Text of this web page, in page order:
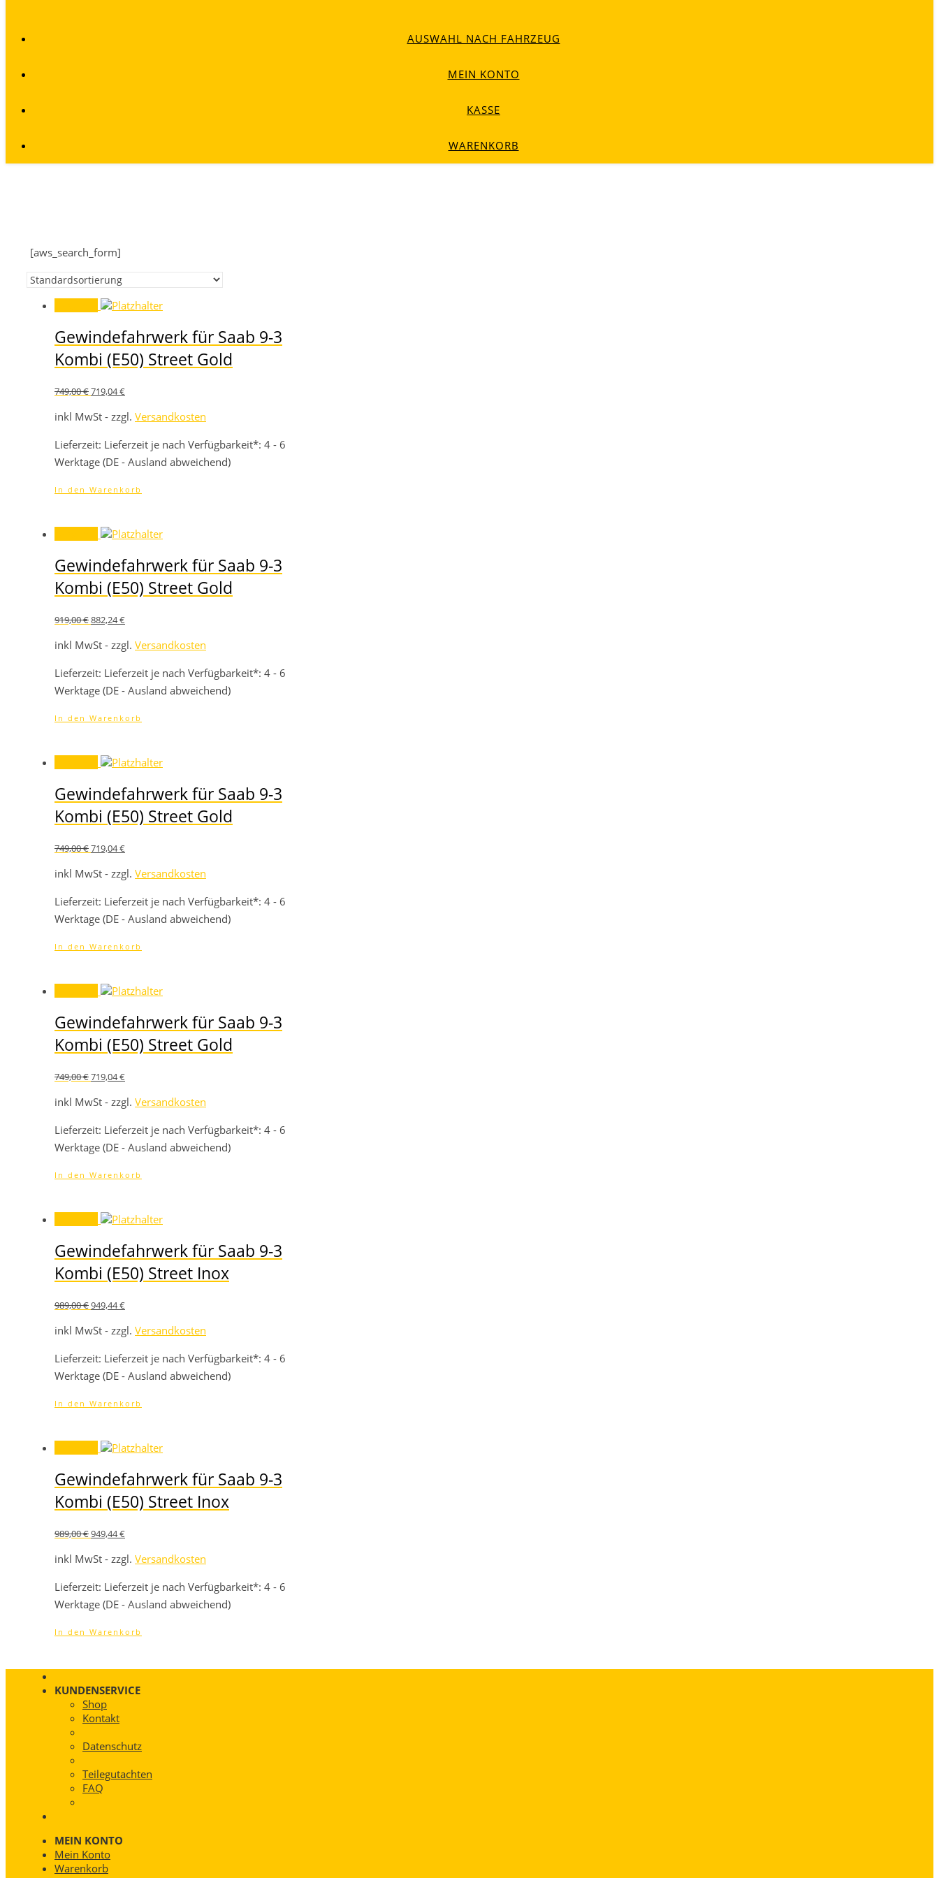
AUSWAHL NACH FAHRZEUG
MEIN KONTO
KASSE
WARENKORB
[aws_search_form]
Gewindefahrwerk für Saab 9-3
Kombi (E50) Street Gold
749,00€Ursprünglicher
war:
749,00 €
719,04€Aktueller
ist:
719,04 €.
inkl MwSt - zzgl. Versandkosten
Lieferzeit: Lieferzeit je nach Verfügbarkeit*: 4 - 6
Werktage (DE - Ausland abweichend)
In den Warenkorb
Gewindefahrwerk für Saab 9-3
Kombi (E50) Street Gold
919,00€ Ursprünglicher
war:
919,00 €
882,24€Aktueller
ist:
882,24 €.
inkl MwSt - zzgl. Versandkosten
Lieferzeit: Lieferzeit je nach Verfügbarkeit*: 4 - 6
Werktage (DE - Ausland abweichend)
In den Warenkorb
Gewindefahrwerk für Saab 9-3
Kombi (E50) Street Gold
749,00€Ursprünglicher
war:
749,00 €
719,04€Aktueller
ist:
719,04 €.
inkl MwSt - zzgl. Versandkosten
Lieferzeit: Lieferzeit je nach Verfügbarkeit*: 4 - 6
Werktage (DE - Ausland abweichend)
In den Warenkorb
Gewindefahrwerk für Saab 9-3
Kombi (E50) Street Gold
749,00€Ursprünglicher
war:
749,00 €
719,04€Aktueller
ist:
719,04 €.
inkl MwSt - zzgl. Versandkosten
Lieferzeit: Lieferzeit je nach Verfügbarkeit*: 4 - 6
Werktage (DE - Ausland abweichend)
In den Warenkorb
Gewindefahrwerk für Saab 9-3
Kombi (E50) Street Inox
989,00€Ursprünglicher
war:
989,00 €
949,44€Aktueller
ist:
949,44 €.
inkl MwSt - zzgl. Versandkosten
Lieferzeit: Lieferzeit je nach Verfügbarkeit*: 4 - 6
Werktage (DE - Ausland abweichend)
In den Warenkorb
Gewindefahrwerk für Saab 9-3
Kombi (E50) Street Inox
989,00€Ursprünglicher
war:
989,00 €
949,44€Aktueller
ist:
949,44 €.
inkl MwSt - zzgl. Versandkosten
Lieferzeit: Lieferzeit je nach Verfügbarkeit*: 4 - 6
Werktage (DE - Ausland abweichend)
In den Warenkorb
KUNDENSERVICE
Shop
Kontakt
Datenschutz
Teilegutachten
FAQ
MEIN KONTO
Mein Konto
Warenkorb